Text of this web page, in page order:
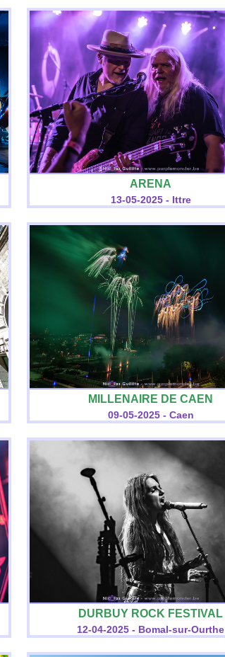
ARENA
13-05-2025 - Ittre
MILLENAIRE DE CAEN
09-05-2025 - Caen
DURBUY ROCK FESTIVAL
12-04-2025 - Bomal-sur-Ourthe